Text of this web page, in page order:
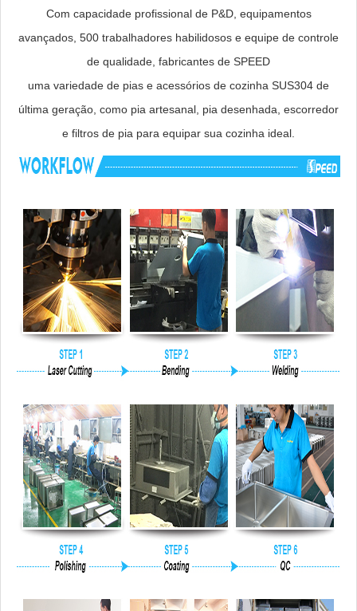
Com capacidade profissional de P&D, equipamentos
avançados, 500 trabalhadores habilidosos e equipe de controle
de qualidade, fabricantes de SPEED
uma variedade de pias e acessórios de cozinha SUS304 de
última geração, como pia artesanal, pia desenhada, escorredor
e filtros de pia para equipar sua cozinha ideal.